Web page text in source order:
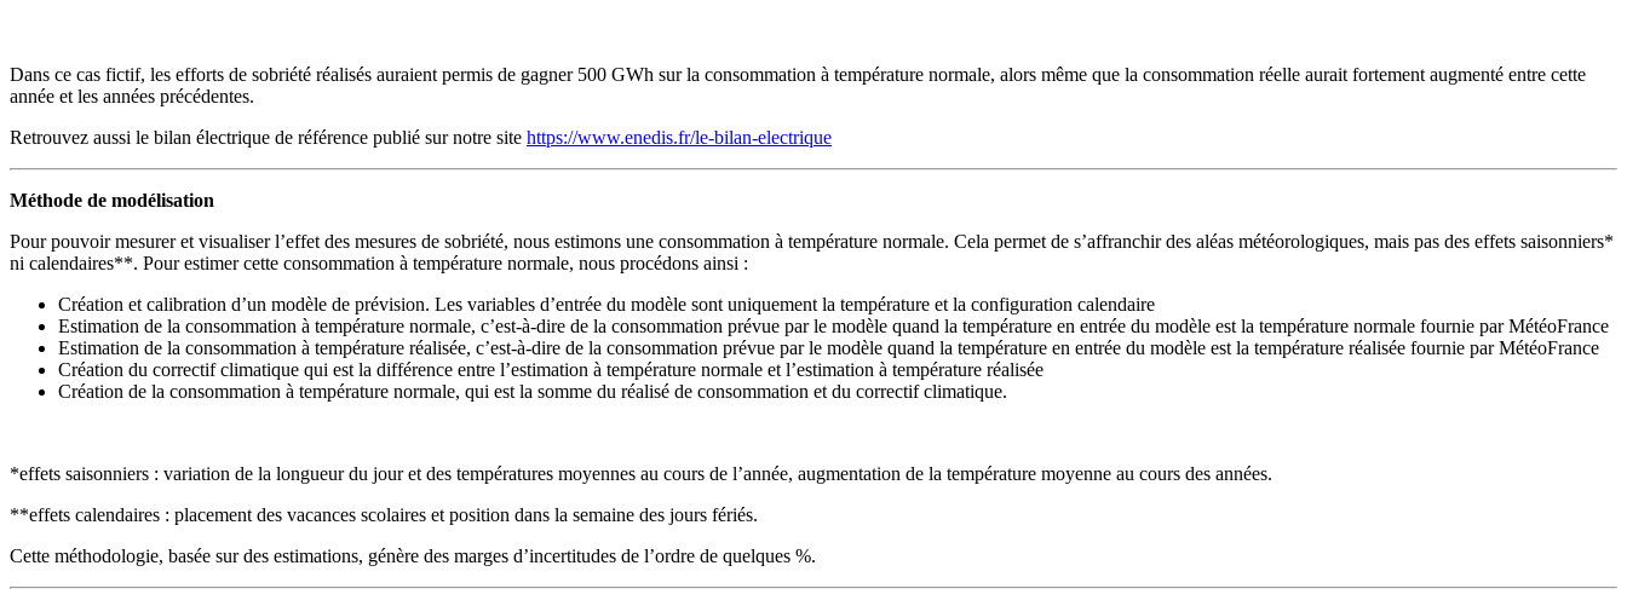
Dans ce cas fictif, les efforts de sobriété réalisés auraient permis de gagner 500 GWh sur la consommation à température normale, alors même que la consommation réelle aurait fortement augmenté entre cette
année et les années précédentes.
Retrouvez aussi le bilan électrique de référence publié sur notre site https://www.enedis.fr/le-bilan-electrique
Méthode de modélisation
Pour pouvoir mesurer et visualiser l’effet des mesures de sobriété, nous estimons une consommation à température normale. Cela permet de s’affranchir des aléas météorologiques, mais pas des effets saisonniers*
ni calendaires**. Pour estimer cette consommation à température normale, nous procédons ainsi :
Création et calibration d’un modèle de prévision. Les variables d’entrée du modèle sont uniquement la température et la configuration calendaire
Estimation de la consommation à température normale, c’est-à-dire de la consommation prévue par le modèle quand la température en entrée du modèle est la température normale fournie par MétéoFrance
Estimation de la consommation à température réalisée, c’est-à-dire de la consommation prévue par le modèle quand la température en entrée du modèle est la température réalisée fournie par MétéoFrance
Création du correctif climatique qui est la différence entre l’estimation à température normale et l’estimation à température réalisée
Création de la consommation à température normale, qui est la somme du réalisé de consommation et du correctif climatique.
*effets saisonniers : variation de la longueur du jour et des températures moyennes au cours de l’année, augmentation de la température moyenne au cours des années.
**effets calendaires : placement des vacances scolaires et position dans la semaine des jours fériés.
Cette méthodologie, basée sur des estimations, génère des marges d’incertitudes de l’ordre de quelques %.